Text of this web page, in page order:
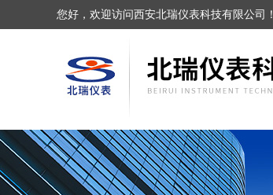
您好，欢迎访问西安北瑞仪表科技有限公司！